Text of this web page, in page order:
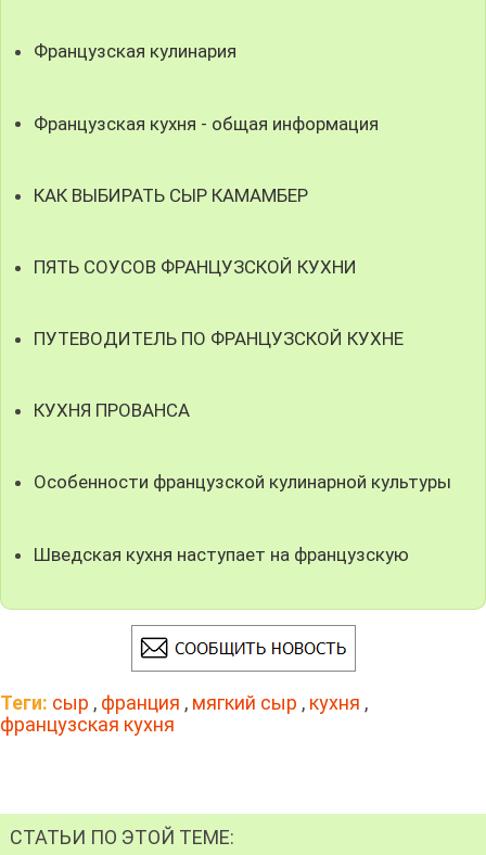
Французская кулинария
Французская кухня - общая информация
КАК ВЫБИРАТЬ СЫР КАМАМБЕР
ПЯТЬ СОУСОВ ФРАНЦУЗСКОЙ КУХНИ
ПУТЕВОДИТЕЛЬ ПО ФРАНЦУЗСКОЙ КУХНЕ
КУХНЯ ПРОВАНСА
Особенности французской кулинарной культуры
Шведская кухня наступает на французскую
Теги: сыр , франция , мягкий сыр , кухня ,
французская кухня
СТАТЬИ ПО ЭТОЙ ТЕМЕ: